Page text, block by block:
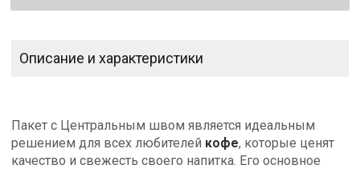
Описание и характеристики
Пакет с Центральным швом является идеальным
решением для всех любителей кофе, которые ценят
качество и свежесть своего напитка. Его основное